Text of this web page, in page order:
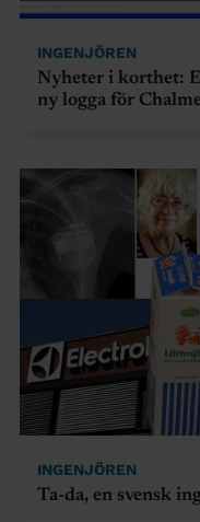
INGENJÖREN
Nyheter i korthet:
ny logga för
INGENJÖREN
Ta-da, en svensk